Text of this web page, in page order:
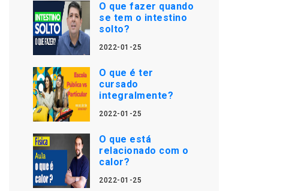
O que fazer quando
se tem o intestino
solto?
2022-01-25
O que é ter
cursado
integralmente?
2022-01-25
O que está
relacionado com o
calor?
2022-01-25